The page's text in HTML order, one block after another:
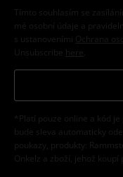
Tímto souhlasím se
mé osobní údaje a
s ustanoveními
Ochrana
Unsubscribe here
*Platí pouze online a kód
bude sleva automaticky
poukazy, produkty:
Onkelz a zboží, jehož